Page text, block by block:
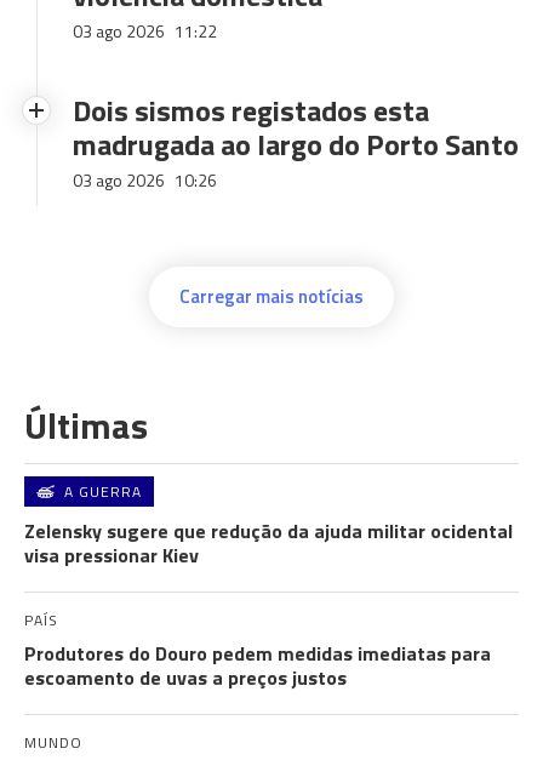
03 ago 2026 11:22
Dois sismos registados esta
madrugada ao largo do Porto Santo
03 ago 2026 10:26
Carregar mais notícias
Últimas
A GUERRA
Zelensky sugere que redução da ajuda militar ocidental
visa pressionar Kiev
PAÍS
Produtores do Douro pedem medidas imediatas para
escoamento de uvas a preços justos
MUNDO